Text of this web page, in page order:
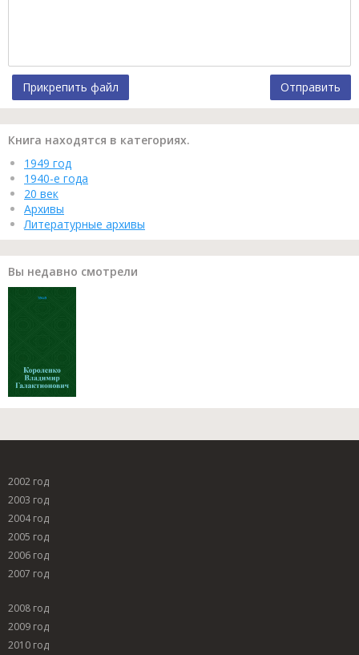
Прикрепить файл Отправить
Книга находятся в категориях.
1949 год
1940-е года
20 век
Архивы
Литературные архивы
Вы недавно смотрели
2002 год
2003 год
2004 год
2005 год
2006 год
2007 год
2008 год
2009 год
2010 год